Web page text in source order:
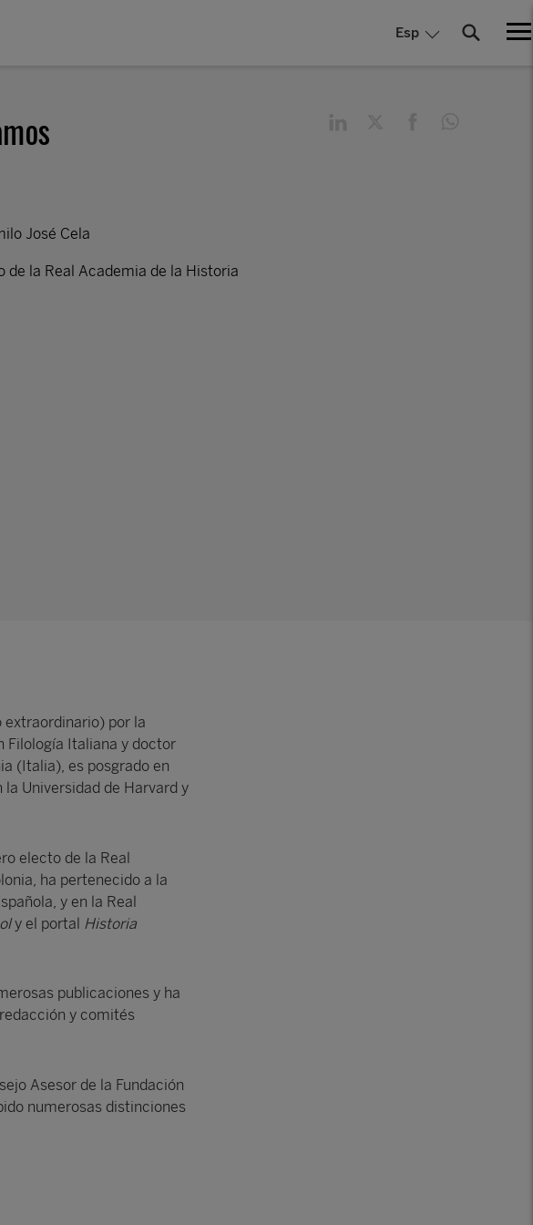
Esp
José Cela
la Real Academia de la Historia
extraordinario) por la
Filología Italiana y doctor
(Italia), es posgrado en
Universidad de Harvard y
electo de la Real
ha pertenecido a la
y en la Real
y el portal Historia
publicaciones y ha
y comités
Asesor de la Fundación
numerosas distinciones